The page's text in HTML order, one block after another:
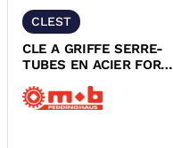
CLEST
CLE A GRIFFE SERRE-
TUBES EN ACIER FORGE